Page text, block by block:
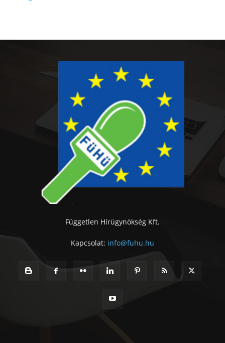
Független Hírügynökség Kft.
Kapcsolat: info@fuhu.hu